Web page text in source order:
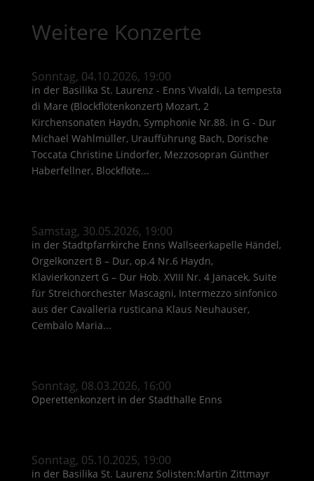
Weitere Konzerte
Sonntag, 04.10.2026, 19:00
in der Basilika St. Laurenz - Enns Vivaldi, La tempesta
di Mare (Blockflötenkonzert) Mozart, 2
Kirchensonaten Haydn, Symphonie Nr.88. in G - Dur
Michael Wahlmüller, Uraufführung Bach, Dorische
Toccata Christine Lindorfer, Mezzosopran Günther
Haberfellner, Blockflöte...
Samstag, 30.05.2026, 19:00
in der Stadtpfarrkirche Enns Wallseerkapelle Händel,
Orgelkonzert B – Dur, op.4 Nr.6 Haydn,
Klavierkonzert G – Dur Hob. XVIII Nr. 4 Janacek, Suite
für Streichorchester Mascagni, Intermezzo sinfonico
aus der Cavalleria rusticana Klaus Neuhauser,
Cembalo Maria...
Sonntag, 08.03.2026, 16:00
Operettenkonzert in der Stadthalle Enns
Sonntag, 05.10.2025, 19:00
in der Basilika St. Laurenz Solisten:Martin Zittmayr